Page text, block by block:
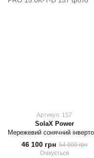
Артикул: 157
SolaX Power
46 100 грн 54 000 грн
Очікується